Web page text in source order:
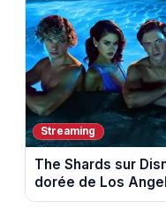
Streaming
The Shards sur
dorée de Los
dans les années 80